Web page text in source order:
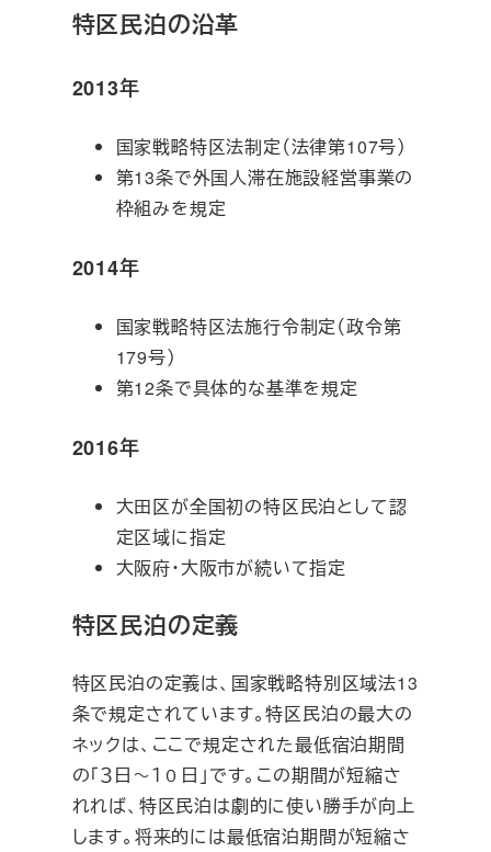
特区民泊の沿革
2013年
国家戦略特区法制定（法律第107号）
第13条で外国人滞在施設経営事業の
枠組みを規定
2014年
国家戦略特区法施行令制定（政令第
179号）
第12条で具体的な基準を規定
2016年
大田区が全国初の特区民泊として認
定区域に指定
大阪府・大阪市が続いて指定
特区民泊の定義
特区民泊の定義は、国家戦略特別区域法13
条で規定されています。特区民泊の最大の
ネックは、ここで規定された最低宿泊期間
の「３日～１０日」です。この期間が短縮さ
れれば、特区民泊は劇的に使い勝手が向上
します。将来的には最低宿泊期間が短縮さ